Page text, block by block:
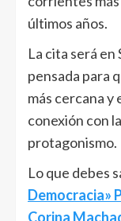
últimos años.
La cita será en
pensada para
más cercana y
conexión con
protagonismo.
Lo que debes
Democracia»
Corina